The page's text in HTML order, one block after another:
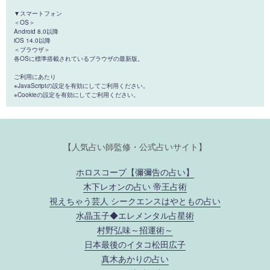
▼スマートフォン
＜OS＞
Android 8.0以降
iOS 14.0以降
＜ブラウザ＞
各OSに標準搭載されているブラウザの最新版。
ご利用にあたり
※JavaScriptの設定を有効にしてご利用ください。
※Cookieの設定を有効にしてご利用ください。
【人気占い師監修・公式占いサイト】
ホロスコープ【彌彌告の占い】
木下レオンの占い 帝王占術
視えちゃう芸人 シークエンスはやともの占い
水晶玉子◆エレメンタル占星術
村野弘味～招運術～
日本最後のイタコ松田広子
真木あかりの占い